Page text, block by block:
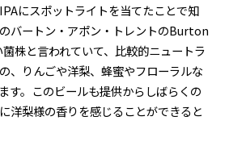
にスポットライトを当てたことで知
バートン・アポン・トレントのBurton
株と言われていて、比較的ニュートラ
、りんごや洋梨、蜂蜜やフローラルな
す。このビールも提供からしばらくの
洋梨様の香りを感じることができると